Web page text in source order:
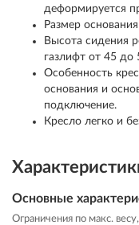
деформируется
Размер
Высота сидения
газлифт от 45 до
Особенность
основания и
подключение.
Кресло легко и
Основные
Ограничения по макс.